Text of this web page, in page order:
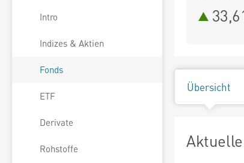
Intro
Indizes & Aktien
Fonds
ETF
Derivate
Rohstoffe
Übersicht